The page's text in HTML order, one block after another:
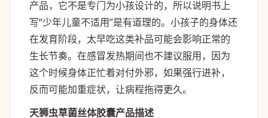
产品，它不是专门为小孩设计的，所以说明书上
写“少年儿童不适用”是有道理的。小孩子的身体还
在发育阶段，太早吃这类补品可能会影响正常的
生长节奏。在感冒发热期间也不建议服用，因为
这个时候身体正忙着对付外邪，如果强行进补，
反而可能加重症状，让病程拖得更久。
天狮虫草菌丝体胶囊产品描述